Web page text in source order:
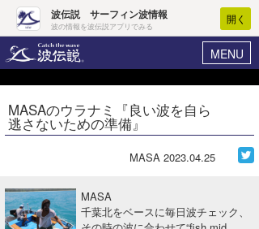
波伝説 サーフィン波情報
波の情報を波伝説アプリでみる
開く
MENU
ヘルプ マイホーム
ログイン
波情報･概況
WAVE HUNTER波予想ツール
MASAのウラナミ『良い波を自ら
逃さないための準備』
MASA 2023.04.25
MASA
千葉北をベースに毎日波チェック、
Core Surf Japan
アート＆エンタメ